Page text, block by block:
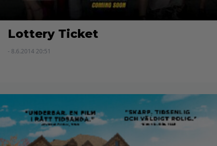
Lottery Ticket
- 8.6.2014 20:51